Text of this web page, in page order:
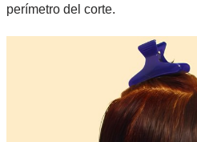
perímetro del corte.